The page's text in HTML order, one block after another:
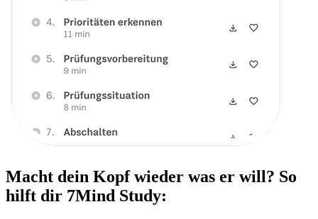
Macht dein Kopf wieder was er will? So
hilft dir 7Mind Study: